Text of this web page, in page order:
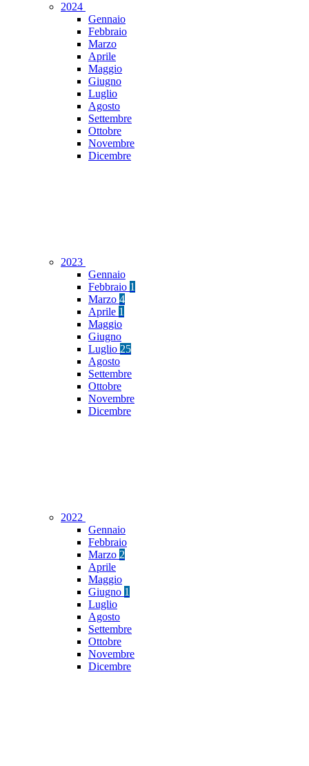
2024
Gennaio
Febbraio
Marzo
Aprile
Maggio
Giugno
Luglio
Agosto
Settembre
Ottobre
Novembre
Dicembre
2023
Gennaio
Febbraio 1
Marzo 4
Aprile 1
Maggio
Giugno
Luglio 25
Agosto
Settembre
Ottobre
Novembre
Dicembre
2022
Gennaio
Febbraio
Marzo 2
Aprile
Maggio
Giugno 1
Luglio
Agosto
Settembre
Ottobre
Novembre
Dicembre